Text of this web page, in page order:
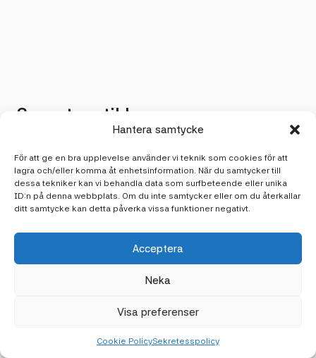
Hantera samtycke
För att ge en bra upplevelse använder vi teknik som cookies för att
lagra och/eller komma åt enhetsinformation. När du samtycker till
dessa tekniker kan vi behandla data som surfbeteende eller unika
ID:n på denna webbplats. Om du inte samtycker eller om du återkallar
ditt samtycke kan detta påverka vissa funktioner negativt.
Acceptera
Neka
Visa preferenser
Cookie PolicySekretesspolicy
Senaste artiklarna
Håll dig uppdaterad med våra senaste tankar, tips och
insikter. Här delar vi med oss av inspiration från vår
vardag och branschen.